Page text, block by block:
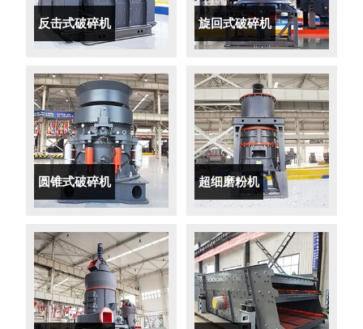
反击式破碎机 旋回式破碎机
圆锥式破碎机 超细磨粉机